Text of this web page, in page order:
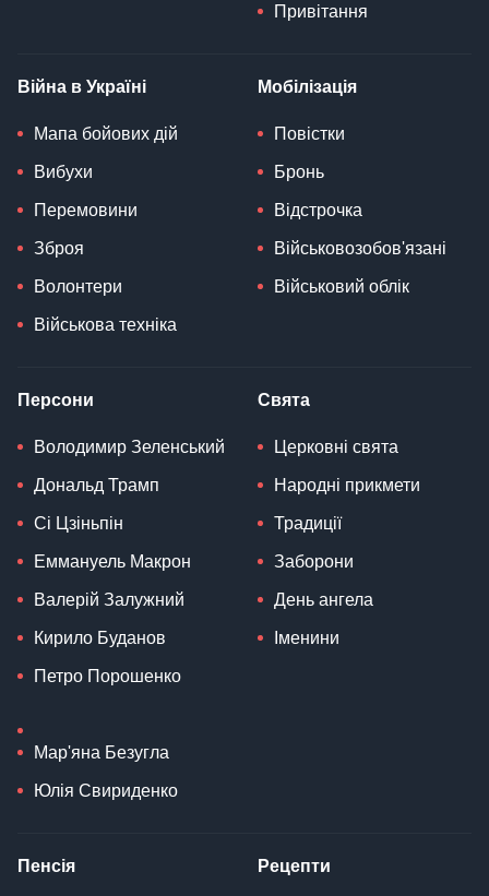
Привітання
Війна в Україні
Мапа бойових дій
Вибухи
Перемовини
Зброя
Волонтери
Військова техніка
Мобілізація
Повістки
Бронь
Відстрочка
Військовозобов'язані
Військовий облік
Персони
Володимир Зеленський
Дональд Трамп
Сі Цзіньпін
Еммануель Макрон
Валерій Залужний
Кирило Буданов
Петро Порошенко
Мар'яна Безугла
Юлія Свириденко
Свята
Церковні свята
Народні прикмети
Традиції
Заборони
День ангела
Іменини
Пенсія Рецепти